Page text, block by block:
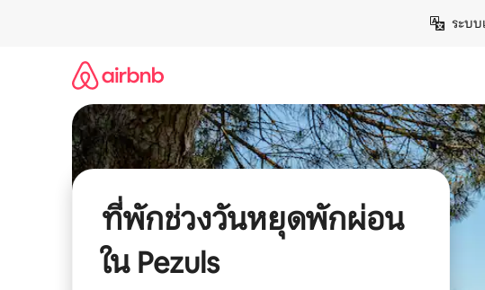
ระบ
ที่พักช่วงวันหยุดพักผ่อน
ใน Pezuls